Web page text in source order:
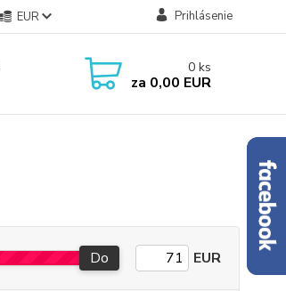
EUR Prihlásenie
0 ks
za 0,00 EUR
Do EUR